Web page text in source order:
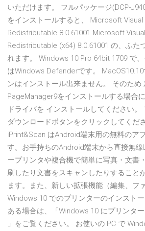
いただけます。 フルパッケージ(DCP-
をインストールすると、 Microsoft Visual
Redistributable 8.0.61001 Microsoft
Redistributable (x64) 8.0.61001 の、ふた
れます。 Windows 10 Pro 64bit 1709 で
はWindows Defenderです。
ンはインストール出来ません。 そのため
PageManager9をインストールする場合
ドライバを インストールしてください。
ダウンロードボタンをクリックしてくだ
iPrint&Scan はAndroid端末用の無料のア
す。お手持ちのAndroid端末から直接無
ープリンタや複合機で簡単に写真・文書
刷したり文書をスキャンしたりすること
ます。また、新しい拡張機能（編集、フ
Windows 10 でのプリンターのインスト
ある場合は、「Windows 10 にプリンタ
」をご覧ください。 お使いの PC で